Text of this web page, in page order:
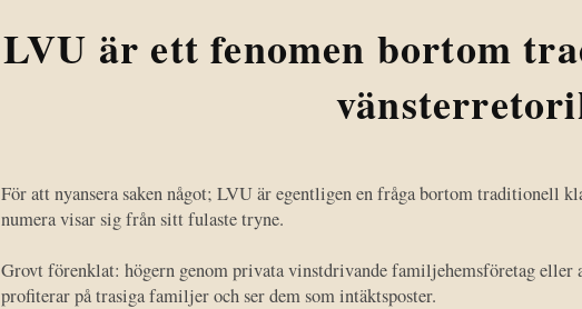
LVU är ett fenomen bortom
För att nyansera saken något; LVU är egentligen en fråga bortom traditionell
numera visar sig från sitt fulaste tryne.
Grovt förenklat: högern genom privata vinstdrivande familjehemsföretag eller
profiterar på trasiga familjer och ser dem som intäktsposter.